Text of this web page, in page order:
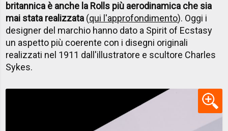
britannica è anche la Rolls più aerodinamica che sia
mai stata realizzata (qui l'approfondimento). Oggi i
designer del marchio hanno dato a Spirit of Ecstasy
un aspetto più coerente con i disegni originali
realizzati nel 1911 dall'illustratore e scultore Charles
Sykes.